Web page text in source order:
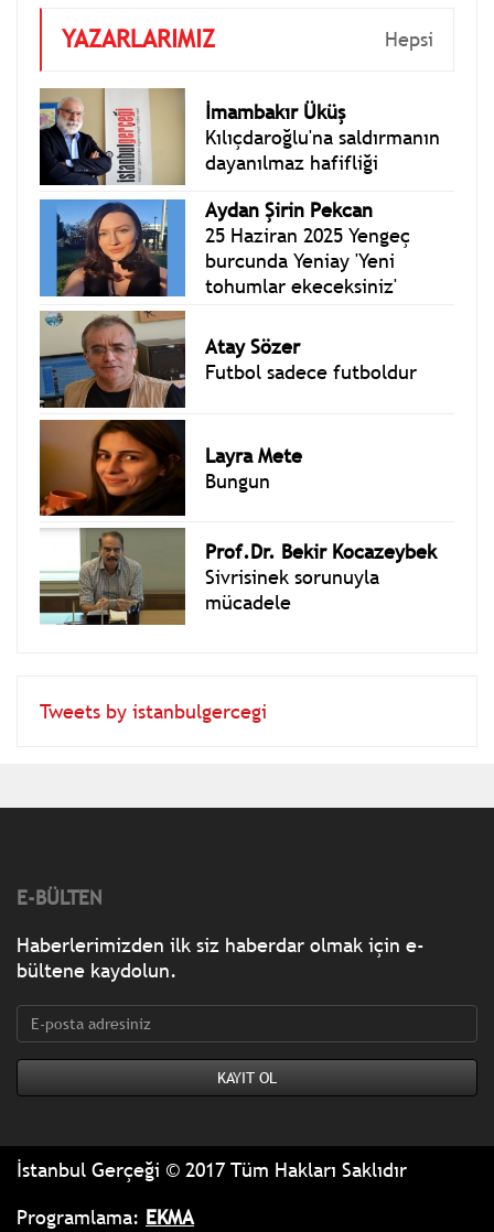
YAZARLARIMIZ Hepsi
İmambakır Üküş
Kılıçdaroğlu'na saldırmanın
dayanılmaz hafifliği
Aydan Şirin Pekcan
25 Haziran 2025 Yengeç
burcunda Yeniay 'Yeni
tohumlar ekeceksiniz'
Atay Sözer
Futbol sadece futboldur
Layra Mete
Bungun
Prof.Dr. Bekir Kocazeybek
Sivrisinek sorunuyla
mücadele
Tweets by istanbulgercegi
E-BÜLTEN
Haberlerimizden ilk siz haberdar olmak için e-
bültene kaydolun.
İstanbul Gerçeği © 2017 Tüm Hakları Saklıdır
Programlama: EKMA